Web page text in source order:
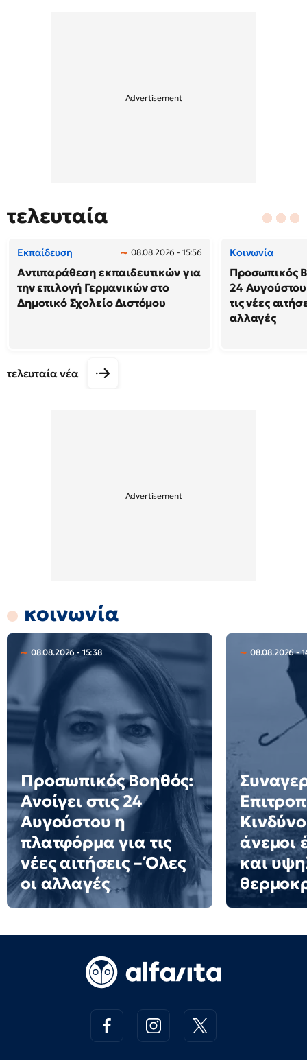
τελευταία
Εκπαίδευση 08.08.2026 - 15:56
Αντιπαράθεση εκπαιδευτικών για
την επιλογή Γερμανικών στο
Δημοτικό Σχολείο Διστόμου
Κοινωνία
Προσωπικός
24
τις νέες
αλλαγές
τελευταία νέα
κοινωνία
08.08.2026 - 15:38
Προσωπικός Βοηθός:
Ανοίγει στις 24
Αυγούστου η
πλατφόρμα για τις
νέες αιτήσεις – Όλες
οι αλλαγές
08.08.2026 -
άνεμοι
και